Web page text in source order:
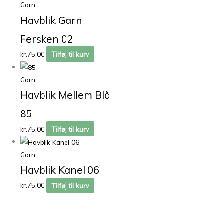
Garn
Havblik Garn
Fersken 02
kr.75,00 Tilføj til kurv
Garn
Havblik Mellem Blå
85
kr.75,00 Tilføj til kurv
Garn
Havblik Kanel 06
kr.75,00 Tilføj til kurv